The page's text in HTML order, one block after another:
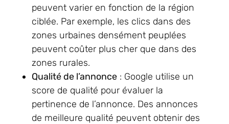
peuvent varier en fonction de la région
ciblée. Par exemple, les clics dans des
zones urbaines densément peuplées
peuvent coûter plus cher que dans des
zones rurales.
Qualité de l’annonce : Google utilise un
score de qualité pour évaluer la
pertinence de l’annonce. Des annonces
de meilleure qualité peuvent obtenir des